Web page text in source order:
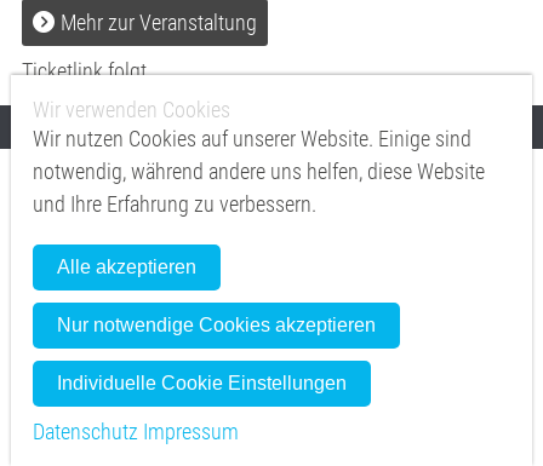
Mehr zur Veranstaltung
Ticketlink folgt
26. Februar 2027
Danceperados of Ireland - Life, Love and
Lore //Troisdorf - Stadthalle Troisdorf
Mehr zur Veranstaltung
Vorverkauf
Wir verwenden Cookies
Wir nutzen Cookies auf unserer Website. Einige sind
notwendig, während andere uns helfen, diese Website
und Ihre Erfahrung zu verbessern.
Alle akzeptieren
Nur notwendige Cookies akzeptieren
Individuelle Cookie Einstellungen
Datenschutz Impressum